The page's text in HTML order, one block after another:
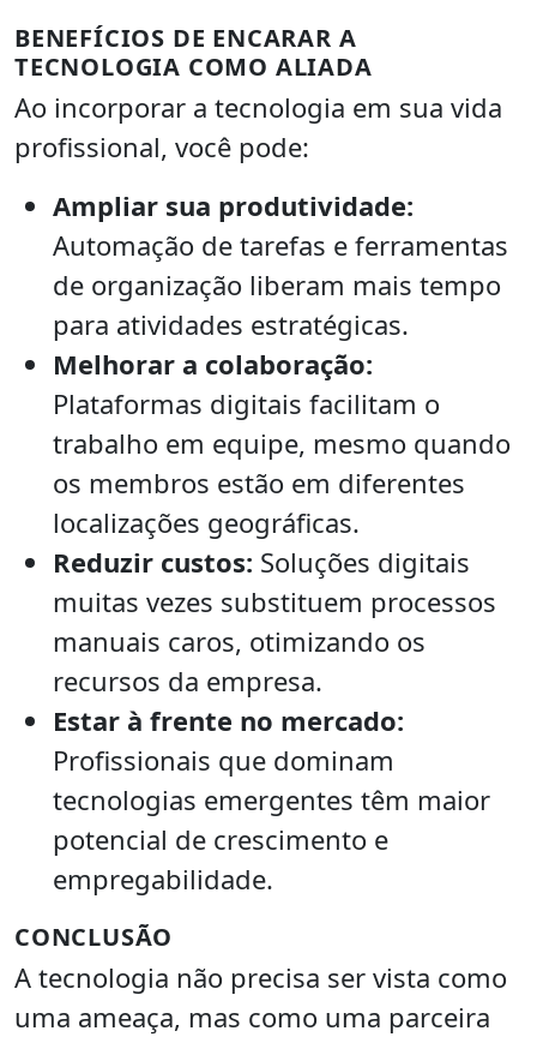
BENEFÍCIOS DE ENCARAR A
TECNOLOGIA COMO ALIADA
Ao incorporar a tecnologia em sua vida
profissional, você pode:
Ampliar sua produtividade:
Automação de tarefas e ferramentas
de organização liberam mais tempo
para atividades estratégicas.
Melhorar a colaboração:
Plataformas digitais facilitam o
trabalho em equipe, mesmo quando
os membros estão em diferentes
localizações geográficas.
Reduzir custos: Soluções digitais
muitas vezes substituem processos
manuais caros, otimizando os
recursos da empresa.
Estar à frente no mercado:
Profissionais que dominam
tecnologias emergentes têm maior
potencial de crescimento e
empregabilidade.
CONCLUSÃO
A tecnologia não precisa ser vista como
uma ameaça, mas como uma parceira